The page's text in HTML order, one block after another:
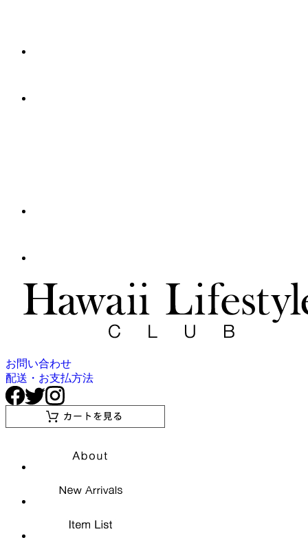
お問い合わせ
配送・お支払方法